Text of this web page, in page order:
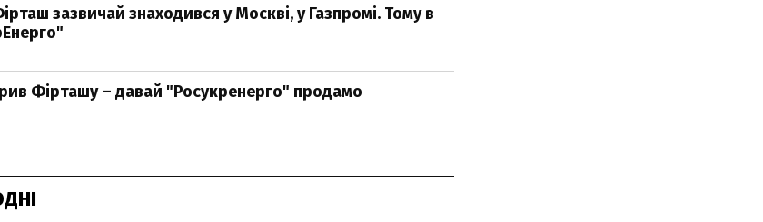
зазвичай знаходився у Москві, у Газпромі. Тому в
Фірташу – давай "Росукренерго" продамо